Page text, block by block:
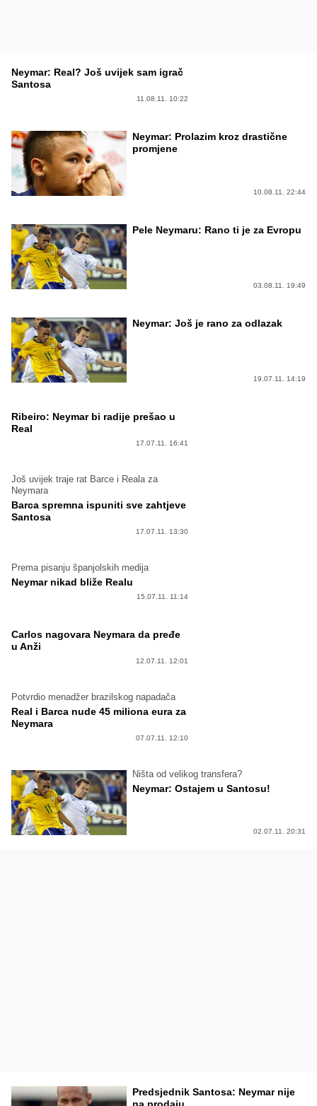
Neymar: Real? Još uvijek sam igrač
Santosa
11.08.11. 10:22
Neymar: Prolazim kroz drastične
promjene
10.08.11. 22:44
Pele Neymaru: Rano ti je za Evropu
03.08.11. 19:49
Neymar: Još je rano za odlazak
19.07.11. 14:19
Ribeiro: Neymar bi radije prešao u
Real
17.07.11. 16:41
Još uvijek traje rat Barce i Reala za
Neymara
Barca spremna ispuniti sve zahtjeve
Santosa
17.07.11. 13:30
Prema pisanju španjolskih medija
Neymar nikad bliže Realu
15.07.11. 11:14
Carlos nagovara Neymara da pređe
u Anži
12.07.11. 12:01
Potvrdio menadžer brazilskog napadača
Real i Barca nude 45 miliona eura za
Neymara
07.07.11. 12:10
Ništa od velikog transfera?
Neymar: Ostajem u Santosu!
02.07.11. 20:31
Predsjednik Santosa: Neymar nije
na prodaju